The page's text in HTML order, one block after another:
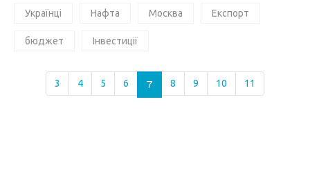
Українці Нафта Москва Експорт
бюджет Інвестиції
3 4 5 6 7 8 9 10 11